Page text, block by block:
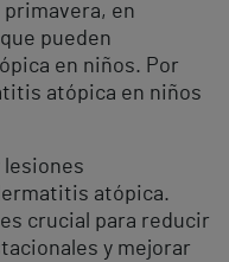
primavera, en
pueden
en niños. Por
atópica en niños
lesiones
atópica.
crucial para reducir
y mejorar